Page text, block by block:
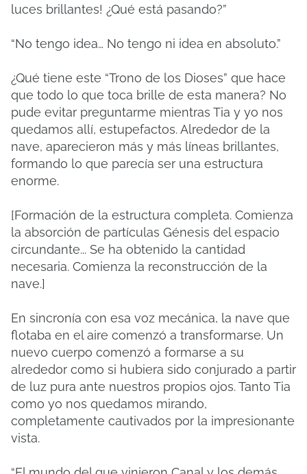
luces brillantes! ¿Qué está pasando?”
“No tengo idea… No tengo ni idea en absoluto.”
¿Qué tiene este “Trono de los Dioses” que hace
que todo lo que toca brille de esta manera? No
pude evitar preguntarme mientras Tia y yo nos
quedamos allí, estupefactos. Alrededor de la
nave, aparecieron más y más líneas brillantes,
formando lo que parecía ser una estructura
enorme.
[Formación de la estructura completa. Comienza
la absorción de partículas Génesis del espacio
circundante... Se ha obtenido la cantidad
necesaria. Comienza la reconstrucción de la
nave.]
En sincronía con esa voz mecánica, la nave que
flotaba en el aire comenzó a transformarse. Un
nuevo cuerpo comenzó a formarse a su
alrededor como si hubiera sido conjurado a partir
de luz pura ante nuestros propios ojos. Tanto Tia
como yo nos quedamos mirando,
completamente cautivados por la impresionante
vista.